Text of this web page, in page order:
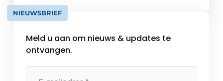
afzonderlijke componenten kunnen worden
gebruikt of gezamenlijk als een compleet,
functioneren. Onze filosofie van de New
Automation Technology staat voor universele
NIEUWSBRIEF
Meld u aan om nieuws & updates te
ontvangen.